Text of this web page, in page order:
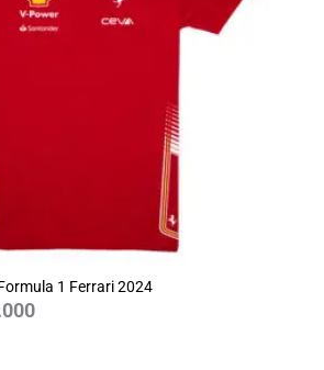
1 Ferrari 2024
$80.000